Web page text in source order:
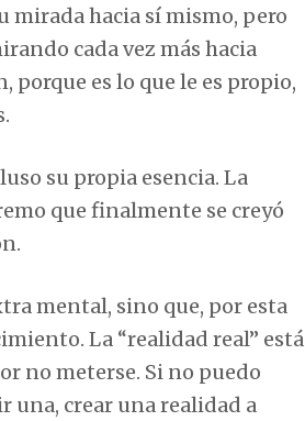
mirada hacia sí mismo, pero
cada vez más hacia
porque es lo que le es propio,
su propia esencia. La
que finalmente se creyó
mental, sino que, por esta
La “realidad real” está
no meterse. Si no puedo
una, crear una realidad a